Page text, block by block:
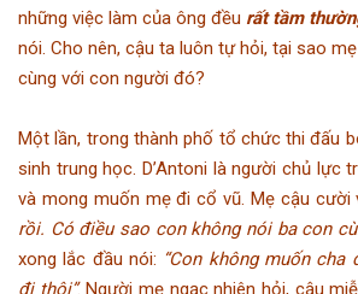
những việc làm của ông đều rất tầm
nói. Cho nên, cậu ta luôn tự hỏi, tại sao
cùng với con người đó?
Một lần, trong thành phố tổ chức thi đấu
sinh trung học. D’Antoni là người chủ lực
và mong muốn mẹ đi cổ vũ. Mẹ cậu cười
rồi. Có điều sao con không nói ba con
xong lắc đầu nói: “Con không muốn
đi thôi”. Người mẹ ngạc nhiên hỏi, cậu